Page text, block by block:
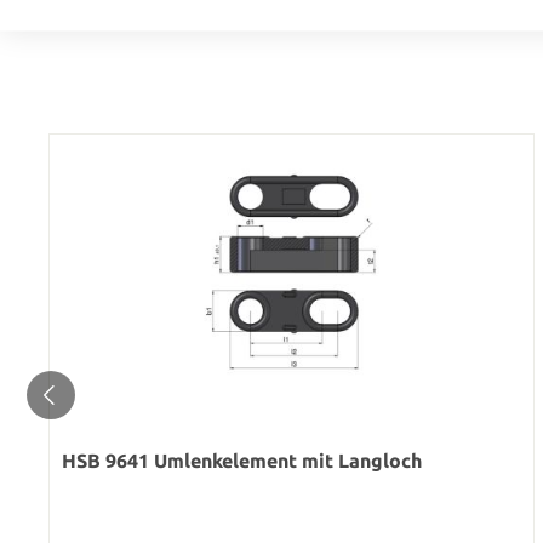
Werkstoff: Messing
HSB 9641 Umlenkelement mit Langloch